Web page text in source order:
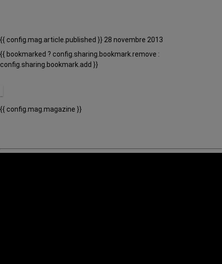
{{ config.mag.article.published }} 28 novembre 2013
{{ bookmarked ? config.sharing.bookmark.remove :
config.sharing.bookmark.add }}
{{ config.mag.magazine }}